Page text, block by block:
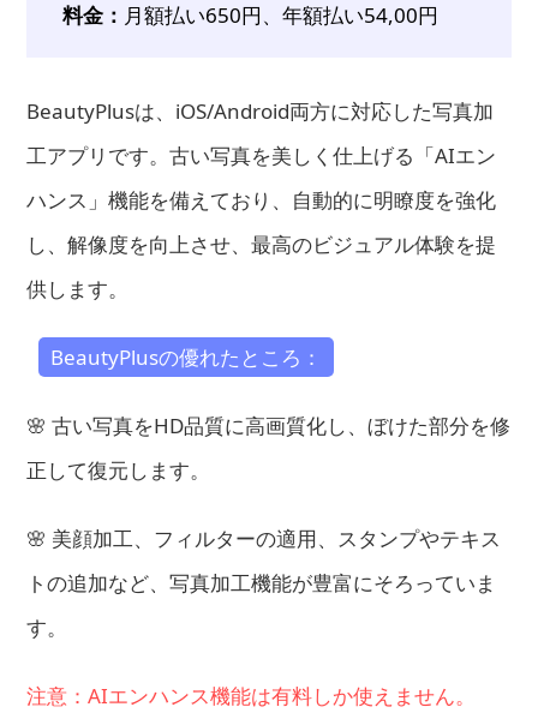
料金： 月額払い650円、年額払い54,00円
BeautyPlusは、iOS/Android両方に対応した写真加
工アプリです。古い写真を美しく仕上げる「AIエン
ハンス」機能を備えており、自動的に明瞭度を強化
し、解像度を向上させ、最高のビジュアル体験を提
供します。
BeautyPlusの優れたところ：
🌸 古い写真をHD品質に高画質化し、ぼけた部分を修
正して復元します。
🌸 美顔加工、フィルターの適用、スタンプやテキス
トの追加など、写真加工機能が豊富にそろっていま
す。
注意：AIエンハンス機能は有料しか使えません。